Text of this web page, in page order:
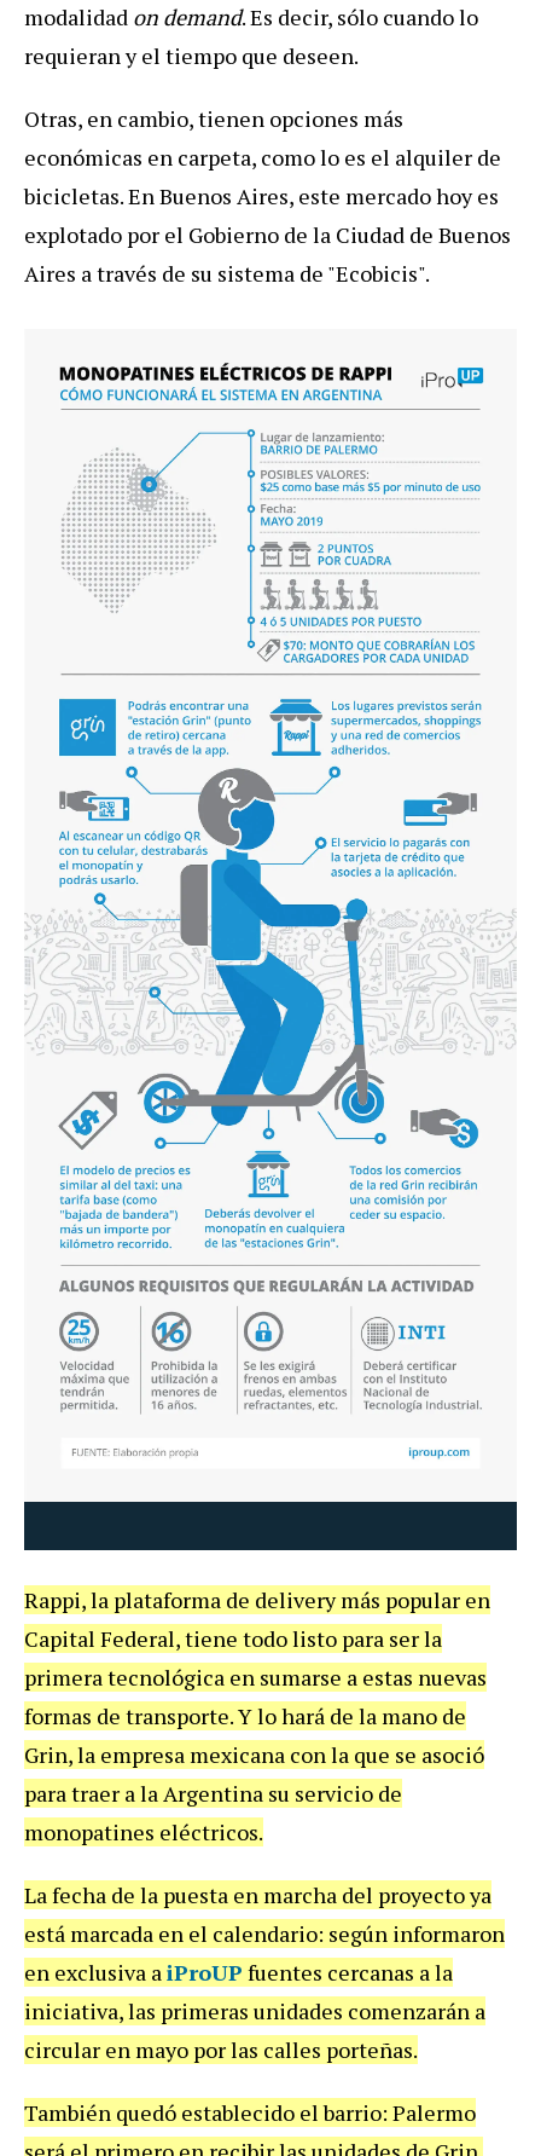
modalidad on demand.Es decir, sólo cuandolo
requierany el tiempo que deseen.
Otras, en cambio,tienen opciones más
económicas en carpeta, comolo es el alquiler de
bicicletas.EnBuenos Aires, este mercadohoy es
explotado por el Gobierno de la Ciudad de Buenos
Aires através de su sistema de "Ecobicis".
Rappi,la plataforma de delivery más popular en
Capital Federal,tiene todolisto para serla
primeratecnológica en sumarse a estas nuevas
formas de transporte.Ylohará de la mano de
Grin,la empresa mexicana conla que se asoció
paratraer alaArgentina su servicio de
monopatines eléctricos.
Lafecha de la puesta en marcha del proyectoya
está marcada en el calendario: según informaron
en exclusiva aiProUP fuentes cercanas ala
iniciativa,las primeras unidades comenzarán a
circular en mayo porlas calles porteñas.
También quedó establecido el barrio: Palermo